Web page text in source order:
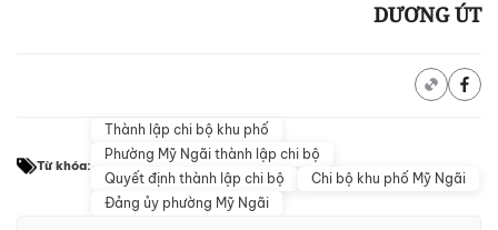
DƯƠNG ÚT
Từ khóa:
Thành lập chi bộ khu phố
Phường Mỹ Ngãi thành lập chi bộ
Quyết định thành lập chi bộ
Chi bộ khu phố Mỹ Ngãi
Đảng ủy phường Mỹ Ngãi